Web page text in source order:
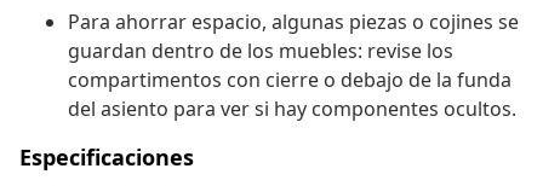
Para ahorrar espacio, algunas piezas o cojines se
guardan dentro de los muebles: revise los
compartimentos con cierre o debajo de la funda
del asiento para ver si hay componentes ocultos.
Especificaciones